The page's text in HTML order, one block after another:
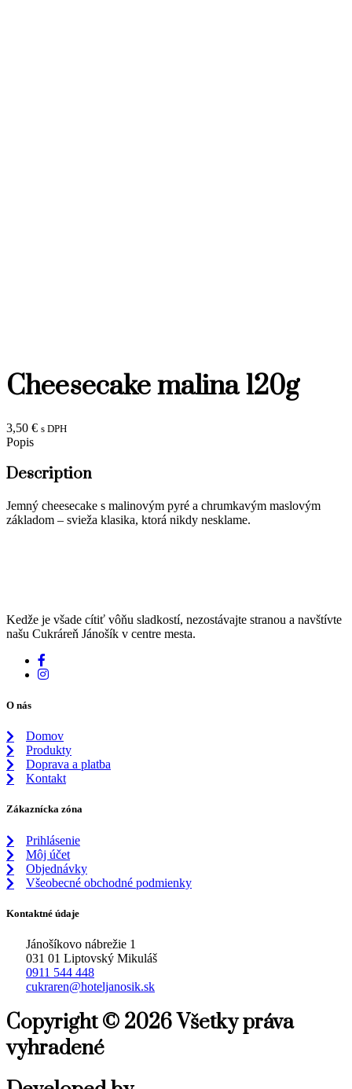
Cheesecake malina 120g
3,50 € s DPH
Popis
Description
Jemný cheesecake s malinovým pyré a chrumkavým maslovým
základom – svieža klasika, ktorá nikdy nesklame.
Kedže je všade cítiť vôňu sladkostí, nezostávajte stranou a navštívte
našu Cukráreň Jánošík v centre mesta.
O nás
Domov
Produkty
Doprava a platba
Kontakt
Zákaznícka zóna
Prihlásenie
Môj účet
Objednávky
Všeobecné obchodné podmienky
Kontaktné údaje
Jánošíkovo nábrežie 1
031 01 Liptovský Mikuláš
0911 544 448
cukraren@hoteljanosik.sk
Copyright © 2026 Všetky práva
vyhradené